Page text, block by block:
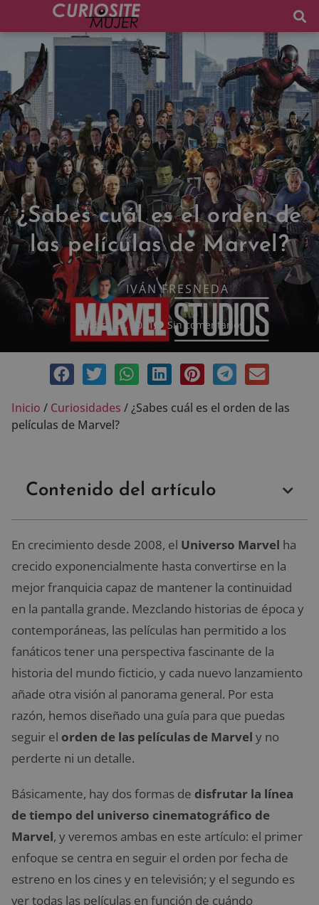
¿Sabes cuál es el orden de
las películas de Marvel?
IVÁN FRESNEDA
abril 25, 2021 Sin comentarios
Inicio / Curiosidades /¿Sabes cuál es el orden de las
películas de Marvel?
Contenido del artículo
En crecimiento desde 2008, el Universo Marvel ha
crecido exponencialmente hasta convertirse en la
mejor franquicia capaz de mantener la continuidad
en la pantalla grande. Mezclando historias de época y
contemporáneas, las películas han permitido a los
fanáticos tener una perspectiva fascinante de la
historia del mundo ficticio, y cada nuevo lanzamiento
añade otra visión al panorama general. Por esta
razón, hemos diseñado una guía para que puedas
seguir el orden de las películas de Marvel y no
perderte ni un detalle.
Básicamente, hay dos formas de disfrutar la línea
de tiempo del universo cinematográfico de
Marvel, y veremos ambas en este artículo: el primer
enfoque se centra en seguir el orden por fecha de
estreno en los cines y en televisión; y el segundo es
ver todas las películas en función de cuándo